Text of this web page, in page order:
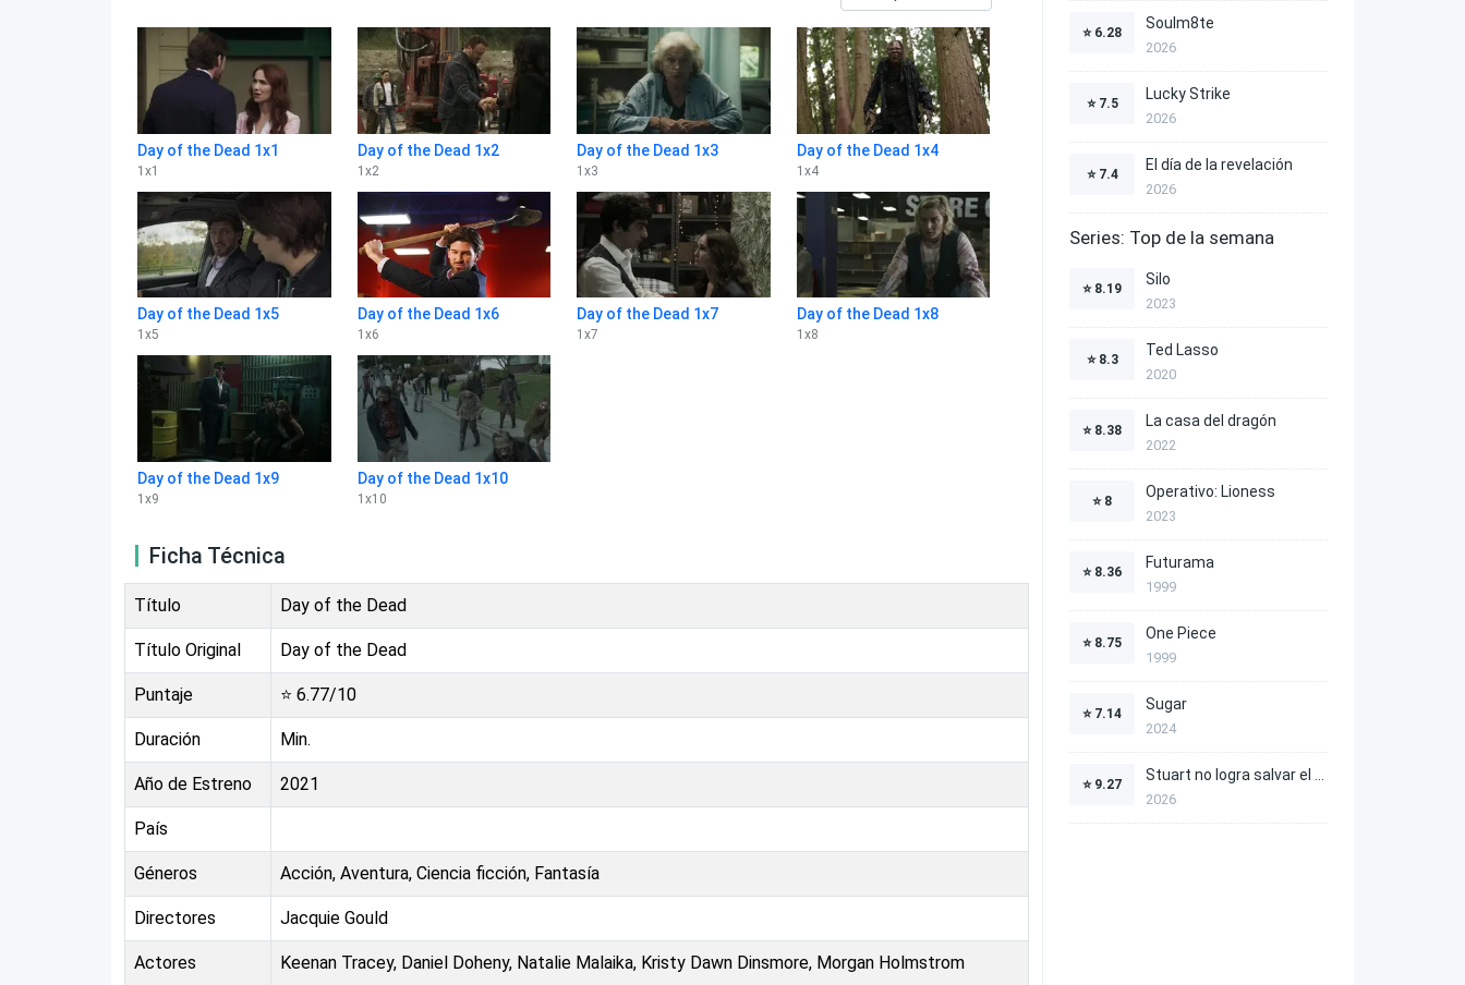
Day of the Dead 1x1
1 x1
Day of the Dead 1x2
1 x2
Day of the Dead 1x3
1 x3
Day of the Dead 1x4
1 x4
Day of the Dead 1x5
1 x5
Day of the Dead 1x6
1 x6
Day of the Dead 1x7
1 x7
Day of the Dead 1x8
1 x8
Day of the Dead 1x9
1 x9
Day of the Dead 1x10
1 x10
Ficha Técnica
Título Day of the Dead
Título Original Day of the Dead
Puntaje ⭐ 6.77/10
Duración Min.
Año de Estreno 2021
País
Géneros Acción, Aventura, Ciencia ficción, Fantasía
Directores Jacquie Gould
Actores Keenan Tracey, Daniel Doheny, Natalie Malaika, Kristy Dawn Dinsmore, Morgan Holmstrom
⭐ 6.28
Soulm8te
2026
⭐ 7.5
Lucky Strike
2026
⭐ 7.4
El día de la revelación
2026
Series: Top de la semana
⭐ 8.19
Silo
2023
⭐ 8.3
Ted Lasso
2020
⭐ 8.38
La casa del dragón
2022
⭐ 8
Operativo: Lioness
2023
⭐ 8.36
Futurama
1999
⭐ 8.75
One Piece
1999
⭐ 7.14
Sugar
2024
⭐ 9.27
2026